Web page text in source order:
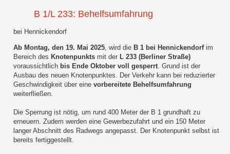
B 1/L 233: Behelfsumfahrung
bei Hennickendorf
Ab Montag, den 19. Mai 2025, wird die B 1 bei Hennickendorfim
Bereich des Knotenpunkts mit der L 233 (Berliner Straße)
voraussichtlich bis Ende Oktober voll gesperrt. Grund ist der
Ausbau des neuen Knotenpunktes. Der Verkehr kann bei reduzierter
Geschwindigkeit über einevorbereitete Behelfsumfahrung
weiterfließen.
Die Sperrung ist nötig, um rund 400 Meter der B 1 grundhaft zu
erneuern. Zudem werden eine Gewerbezufahrt und ein 150 Meter
langer Abschnitt des Radwegs angepasst. Der Knotenpunkt selbst ist
bereits fertiggestellt.